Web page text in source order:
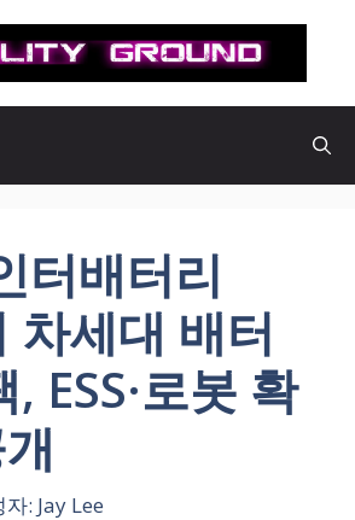
터배터리
차세대 배터
, ESS·로봇 확
자: Jay Lee